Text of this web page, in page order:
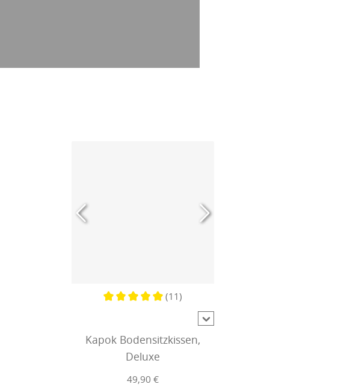
Durchschnittliche Bewertung von 5 von 5 Sternen
(11)
Kapok Bodensitzkissen,
Deluxe
49,90 €